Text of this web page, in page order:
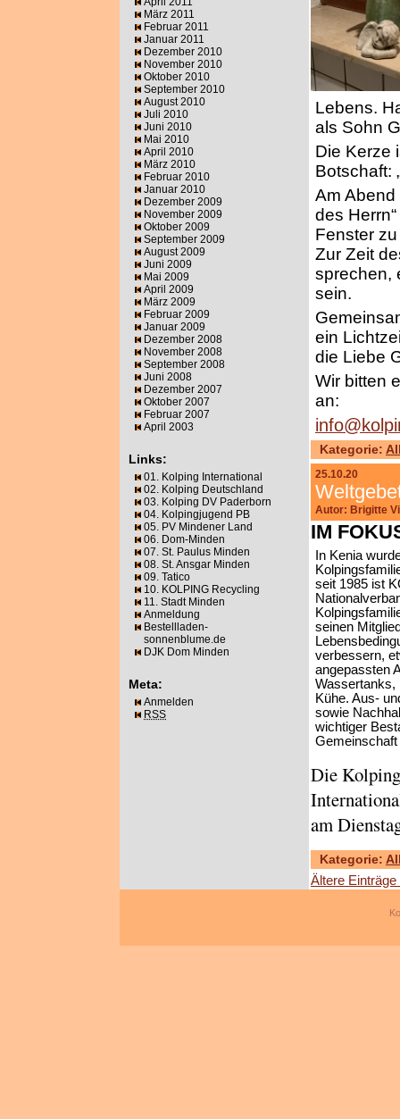
März 2011
Februar 2011
Januar 2011
Dezember 2010
November 2010
Oktober 2010
September 2010
August 2010
Juli 2010
Juni 2010
Mai 2010
April 2010
März 2010
Februar 2010
Januar 2010
Dezember 2009
November 2009
Oktober 2009
September 2009
August 2009
Juni 2009
Mai 2009
April 2009
März 2009
Februar 2009
Januar 2009
Dezember 2008
November 2008
September 2008
Juni 2008
Dezember 2007
Oktober 2007
Februar 2007
April 2003
Links:
01. Kolping International
02. Kolping Deutschland
03. Kolping DV Paderborn
04. Kolpingjugend PB
05. PV Mindener Land
06. Dom-Minden
07. St. Paulus Minden
08. St. Ansgar Minden
09. Tatico
10. KOLPING Recycling
11. Stadt Minden
Anmeldung
Bestellladen-
sonnenblume.de
DJK Dom Minden
Meta:
Anmelden
RSS
Lebens.
als Sohn
Die Kerze
Botschaft:
Am Abend
des
Fenster
Zur Zeit
sprechen,
sein.
ein
die Liebe
Wir bitten
an:
Kategorie:
25.10.20
Autor: Brigitte
IM
In Kenia
seit 1985 ist
seinen
verbessern,
angepassten
Wassertanks,
Kühe. Aus-
sowie
wichtiger
Die
am
Kategorie:
Ältere Einträge